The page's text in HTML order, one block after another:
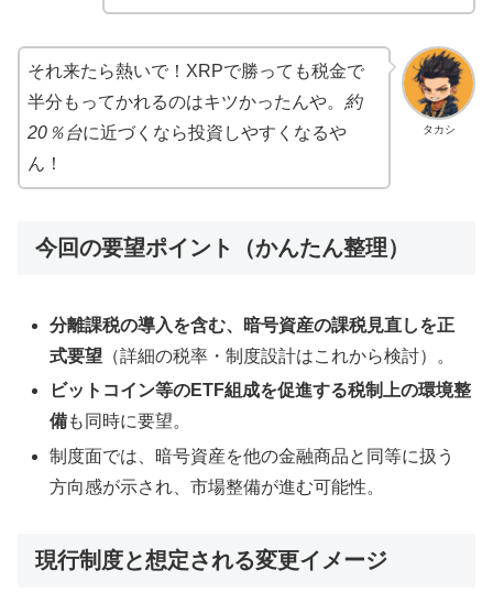
タカシ
それ来たら熱いで！XRPで勝っても税金で
半分もってかれるのはキツかったんや。 約
20％台に近づくなら投資しやすくなるや
ん！
今回の要望ポイント（かんたん整理）
分離課税の導入を含む、暗号資産の課税見直しを正
式要望 （詳細の税率・制度設計はこれから検討）。
ビットコイン等のETF組成を促進する税制上の環境整
備も同時に要望。
制度面では、暗号資産を他の金融商品と同等に扱う
方向感が示され、市場整備が進む可能性。
現行制度と想定される変更イメージ